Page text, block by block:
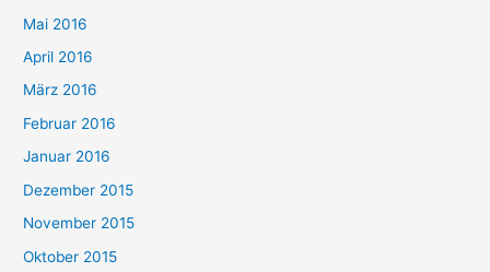
Mai 2016
April 2016
März 2016
Februar 2016
Januar 2016
Dezember 2015
November 2015
Oktober 2015